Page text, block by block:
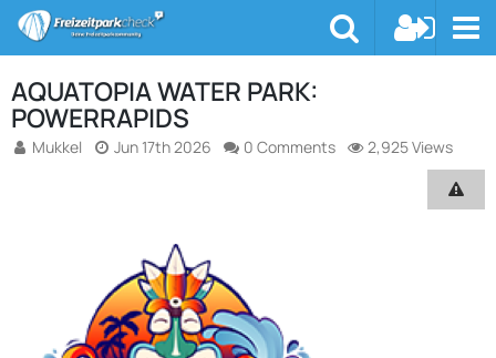
AQUATOPIA WATER PARK:
POWERRAPIDS
Mukkel Jun 17th 2026 0 Comments 2,925 Views